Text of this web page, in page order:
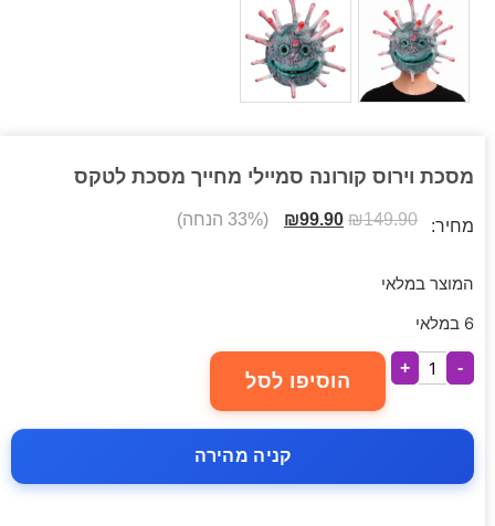
מסכת וירוס קורונה סמיילי מחייך מסכת לטקס
מחיר: ₪149.90
₪99.90 (33% הנחה)
המוצר במלאי
6 במלאי
-
+
הוסיפו לסל
קניה מהירה